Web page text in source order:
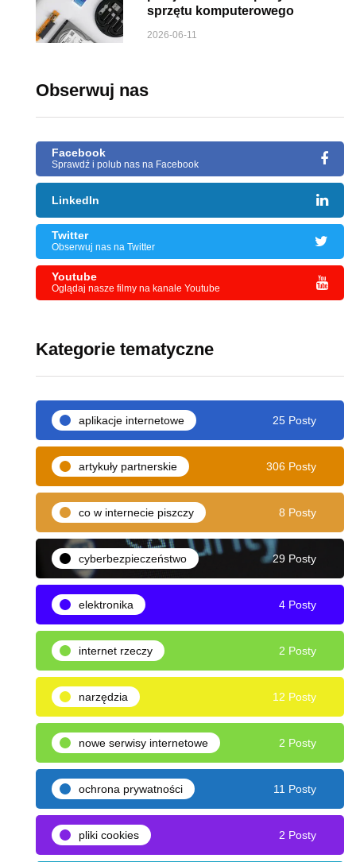
sprzętu komputerowego
2026-06-11
Obserwuj nas
Facebook
Sprawdź i polub nas na Facebook
LinkedIn
Twitter
Obserwuj nas na Twitter
Youtube
Oglądaj nasze filmy na kanale Youtube
Kategorie tematyczne
aplikacje internetowe 25 Posty
artykuły partnerskie 306 Posty
co w internecie piszczy 8 Posty
cyberbezpieczeństwo 29 Posty
elektronika 4 Posty
internet rzeczy 2 Posty
narzędzia 12 Posty
nowe serwisy internetowe 2 Posty
ochrona prywatności 11 Posty
pliki cookies 2 Posty